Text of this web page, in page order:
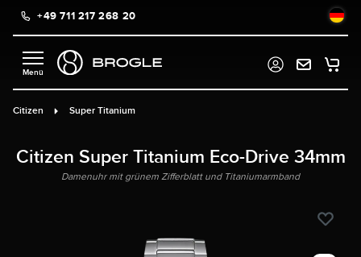
springen
+49 711 217 268 20
Citizen Super Titanium
Citizen Super Titanium Eco-Drive 34mm
Damenuhr mit grünem Zifferblatt und Titaniumarmband